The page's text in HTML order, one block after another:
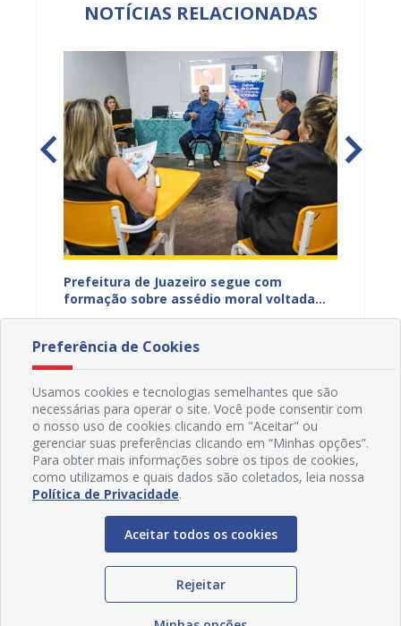
NOTÍCIAS RELACIONADAS
Prefeitura de Juazeiro segue com
formação sobre assédio moral voltada
aos servidores municipais
Preferência de Cookies
Usamos cookies e tecnologias semelhantes que são
necessárias para operar o site. Você pode consentir com
o nosso uso de cookies clicando em "Aceitar" ou
gerenciar suas preferências clicando em “Minhas opções”.
Para obter mais informações sobre os tipos de cookies,
como utilizamos e quais dados são coletados, leia nossa
Política de Privacidade.
Aceitar todos os cookies
Rejeitar